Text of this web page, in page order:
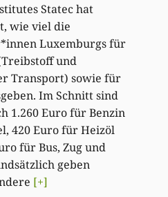
Statec hat
wie viel die
Luxemburgs für
und
Transport) sowie für
Im Schnitt sind
1.260 Euro für Benzin
420 Euro für Heizöl
für Bus, Zug und
geben
[+]